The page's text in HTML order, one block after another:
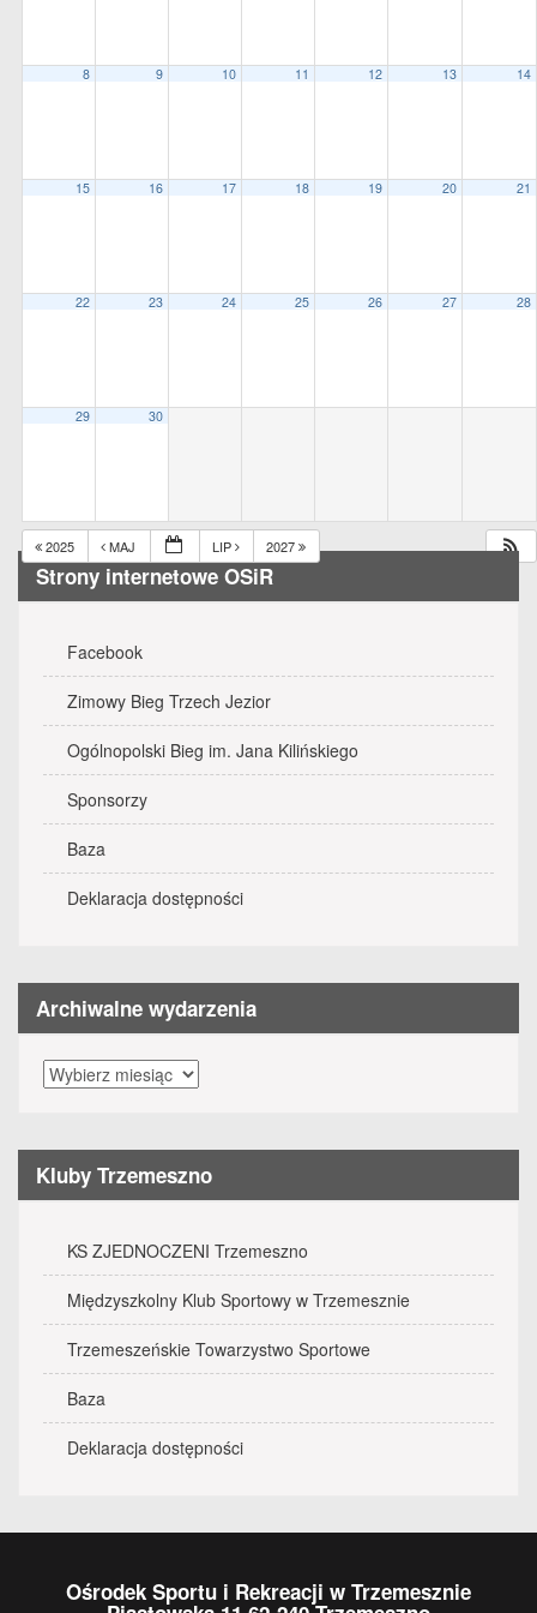
8 9 10 11 12 13 14
15 16 17 18 19 20 21
22 23 24 25 26 27 28
29 30
2025 MAJ LIP 2027
Strony internetowe OSiR
Facebook
Zimowy Bieg Trzech Jezior
Ogólnopolski Bieg im. Jana Kilińskiego
Sponsorzy
Baza
Deklaracja dostępności
Archiwalne wydarzenia
Archiwalne
wydarzenia
Kluby Trzemeszno
KS ZJEDNOCZENI Trzemeszno
Międzyszkolny Klub Sportowy w Trzemesznie
Trzemeszeńskie Towarzystwo Sportowe
Baza
Deklaracja dostępności
Ośrodek Sportu i Rekreacji w Trzemesznie